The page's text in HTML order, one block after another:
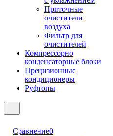
Приточные
очистители
воздуха
Фильтр для
очистителей
Компрессорно
конденсаторные блоки
Прецизионные
кондиционеры
Руфтопы
Сравнение0